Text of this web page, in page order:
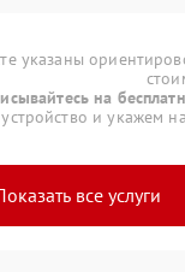
указаны
на
и укажем
все услуги